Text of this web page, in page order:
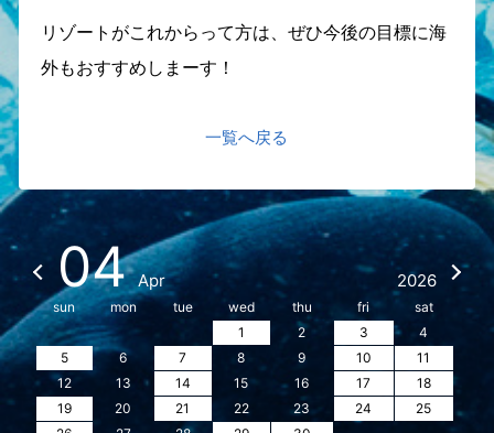
リゾートがこれからって方は、ぜひ今後の目標に海
外もおすすめしまーす！
一覧へ戻る
04 Apr 2026
sun mon tue wed thu fri
sat
1
2 3
4
5
6 7 8 9 10
11
12
13 14 15 16 17
18
19
20 21 22 23 24
25